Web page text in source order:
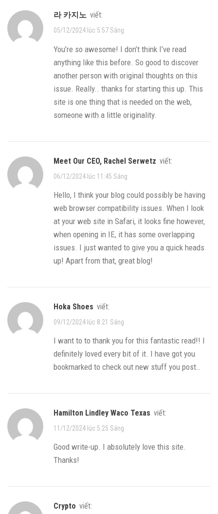
라 카지노 viết:
05/12/2024 lúc 5:57 Sáng
You’re so awesome! I don’t think I’ve read
anything like this before. So good to discover
another person with original thoughts on this
issue. Really.. thanks for starting this up. This
site is one thing that is needed on the web,
someone with a little originality.
Meet Our CEO, Rachel Serwetz viết:
06/12/2024 lúc 11:45 Sáng
Hello, I think your blog could possibly be having
web browser compatibility issues. When I look
at your web site in Safari, it looks fine however,
when opening in IE, it has some overlapping
issues. I just wanted to give you a quick heads
up! Apart from that, great blog!
Hoka Shoes viết:
09/12/2024 lúc 8:21 Sáng
I want to to thank you for this fantastic read!! I
definitely loved every bit of it. I have got you
bookmarked to check out new stuff you post…
Hamilton Lindley Waco Texas viết:
11/12/2024 lúc 5:25 Sáng
Good write-up. I absolutely love this site.
Thanks!
Crypto viết: